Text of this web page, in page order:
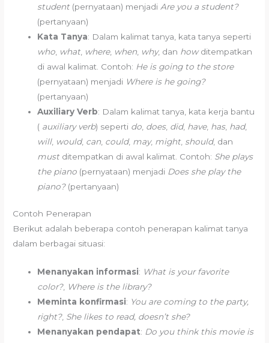
student(pernyataan) menjadi Are you a student?
(pertanyaan)
Kata Tanya: Dalam kalimat tanya, kata tanya seperti
who what, where, when why, dan howditempatkan
di awal kalimat. Contoh: He is going to the store
(pernyataan) menjadi Where is he going?
(pertanyaan)
Auxiliary Verb: Dalam kalimat tanya, kata kerja bantu
( auxiliary verb) seperti do does, did, have, has, had,
will, would, can could, may, might, should, dan
mustditempatkan di awal kalimat. Contoh: She plays
the piano (pernyataan) menjadi Does she play the
piano?(pertanyaan)
Contoh Penerapan
Berikut adalah beberapa contoh penerapan kalimat tanya
dalam berbagai situasi:
Menanyakan informasi: What is your favorite
color?, Where is the library?
Meminta konfirmasi: You are coming to the party,
right?, She likes to read, doesn’t she?
Menanyakan pendapat: Do you think this movie is